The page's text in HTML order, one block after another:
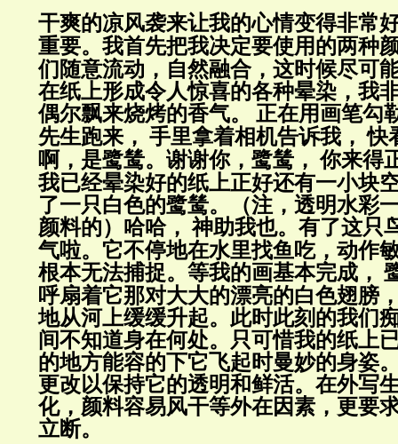
干爽的凉风袭来让我的心情变得非常
重要。我首先把我决定要使用的两种
们随意流动，自然融合，这时候尽可
在纸上形成令人惊喜的各种晕染，我
偶尔飘来烧烤的香气。
正在用画笔勾
先生跑来， 手里拿着相机告诉我， 快
啊，是鹭鸶。谢谢你，鹭鸶， 你来得
我已经晕染好的纸上正好还有一小块
了一只白色的鹭鸶。
（注，透明水彩
颜料的） 哈哈， 神助我也。有了这只
气啦。它不停地在水里找鱼吃，动作
根本无法捕捉。等我的画基本完成，
呼扇着它那对大大的漂亮的白色翅膀
地从河上缓缓升起。此时此刻的我们
间不知道身在何处。只可惜我的纸上
的地方能容的下它飞起时曼妙的身姿
更改以保持它的透明和鲜活。 在外写
化，颜料容易风干等外在因素，更要
立断。